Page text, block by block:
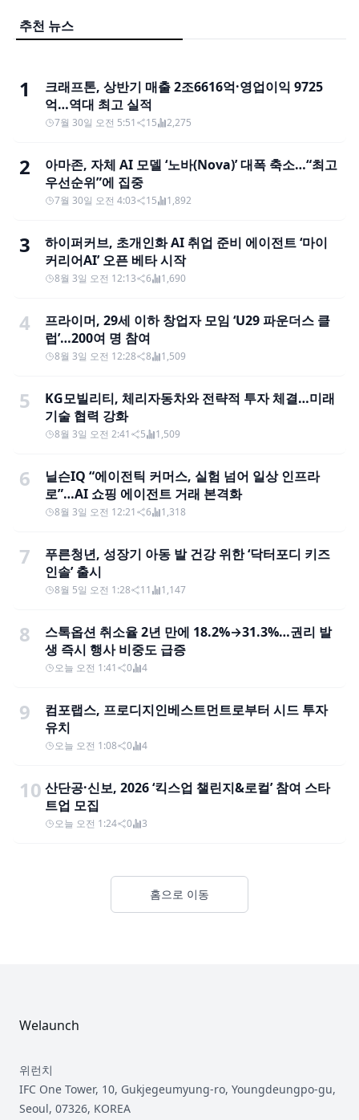
추천 뉴스
1
크래프톤, 상반기 매출 2조6616억·영업이익 9725
억…역대 최고 실적
7월 30일 오전 5:51 15 2,275
2
아마존, 자체 AI 모델 ‘노바(Nova)’ 대폭 축소…“최고
우선순위”에 집중
7월 30일 오전 4:03 15 1,892
3
하이퍼커브, 초개인화 AI 취업 준비 에이전트 ‘마이
커리어AI’ 오픈 베타 시작
8월 3일 오전 12:13 6 1,690
4
프라이머, 29세 이하 창업자 모임 ‘U29 파운더스 클
럽’…200여 명 참여
8월 3일 오전 12:28 8 1,509
5
KG모빌리티, 체리자동차와 전략적 투자 체결…미래
기술 협력 강화
8월 3일 오전 2:41 5 1,509
6
닐슨IQ “에이전틱 커머스, 실험 넘어 일상 인프라
로”…AI 쇼핑 에이전트 거래 본격화
8월 3일 오전 12:21 6 1,318
7
푸른청년, 성장기 아동 발 건강 위한 ‘닥터포디 키즈
인솔’ 출시
8월 5일 오전 1:28 11 1,147
8
스톡옵션 취소율 2년 만에 18.2%→31.3%…권리 발
생 즉시 행사 비중도 급증
오늘 오전 1:41 0 4
9
컴포랩스, 프로디지인베스트먼트로부터 시드 투자
유치
오늘 오전 1:08 0 4
10 산단공·신보, 2026 ‘킥스업 챌린지&로컬’ 참여 스타
트업 모집
오늘 오전 1:24 0 3
홈으로 이동
Welaunch
위런치
IFC One Tower, 10, Gukjegeumyung-ro, Youngdeungpo-gu,
Seoul, 07326, KOREA